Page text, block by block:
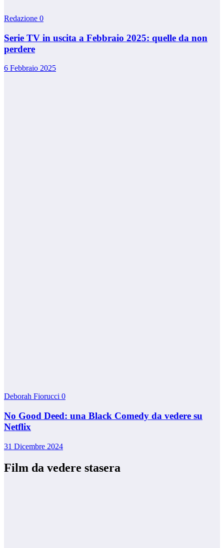
Redazione 0
Serie TV in uscita a Febbraio 2025: quelle da non
perdere
6 Febbraio 2025
Deborah Fiorucci 0
No Good Deed: una Black Comedy da vedere su
Netflix
31 Dicembre 2024
Film da vedere stasera